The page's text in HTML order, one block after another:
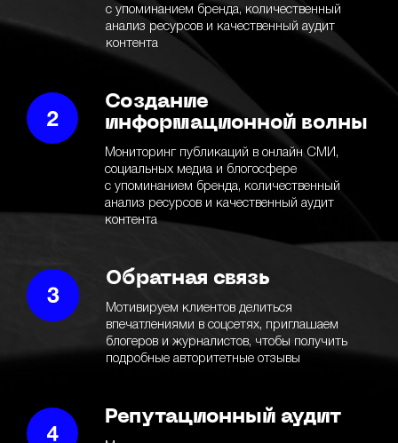
с упоминанием бренда, количественный
анализ ресурсов и качественный аудит
контента
Создание
информационной волны
Мониторинг публикаций в онлайн СМИ,
социальных медиа и блогосфере
с упоминанием бренда, количественный
анализ ресурсов и качественный аудит
контента
Обратная связь
Мотивируем клиентов делиться
впечатлениями в соцсетях, приглашаем
блогеров и журналистов, чтобы получить
подробные авторитетные отзывы
Репутационный аудит